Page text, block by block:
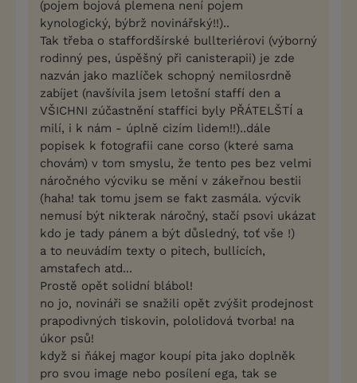
(pojem bojová plemena není pojem
kynologický, býbrž novinářský!!)..
Tak třeba o staffordšírské bullteriérovi (výborný
rodinný pes, úspěšný při canisterapii) je zde
nazván jako mazlíček schopný nemilosrdně
zabíjet (navšívila jsem letošní staffí den a
VŠICHNI zúčastnění staffíci byly PŘÁTELŠTÍ a
milí, i k nám - úplně cizím lidem!!)..dále
popisek k fotografii cane corso (které sama
chovám) v tom smyslu, že tento pes bez velmi
náročného výcviku se mění v zákeřnou bestii
(haha! tak tomu jsem se fakt zasmála. výcvik
nemusí být nikterak náročný, stačí psovi ukázat
kdo je tady pánem a být důsledný, toť vše !)
a to neuvádím texty o pitech, bullících,
amstafech atd...
Prostě opět solidní blábol!
no jo, novináři se snažili opět zvýšit prodejnost
prapodivných tiskovin, pololidová tvorba! na
úkor psů!
když si ňákej magor koupí pita jako doplněk
pro svou image nebo posílení ega, tak se